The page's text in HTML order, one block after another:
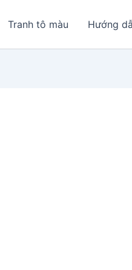
Tranh tô màu Hướng